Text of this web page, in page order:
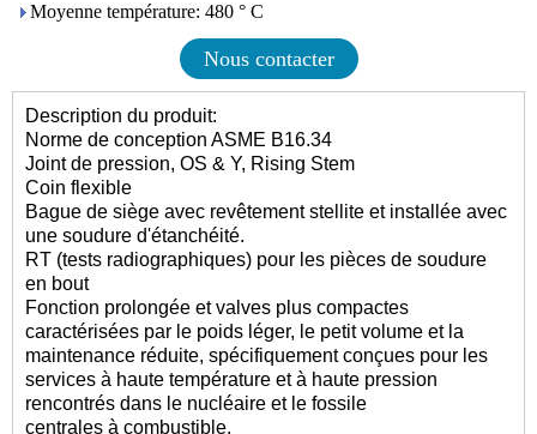
Moyenne température: 480 ° C
Nous contacter
Description du produit:
Norme de conception ASME B16.34
Joint de pression, OS & Y, Rising Stem
Coin flexible
Bague de siège avec revêtement stellite et installée avec
une soudure d'étanchéité.
RT (tests radiographiques) pour les pièces de soudure
en bout
Fonction prolongée et valves plus compactes
caractérisées par le poids léger, le petit volume et la
maintenance réduite, spécifiquement conçues pour les
services à haute température et à haute pression
rencontrés dans le nucléaire et le fossile
centrales à combustible.